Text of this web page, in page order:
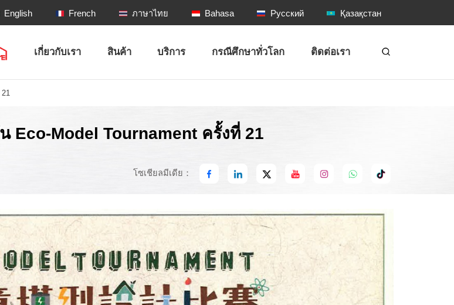
English French ภาษาไทย Bahasa Русский Қазақстан
เกี่ยวกับเรา สินค้า บริการ กรณีศึกษาทั่วโลก ติดต่อเรา
Eco-Model Tournament ครั้งที่ 21
โซเชียลมีเดีย：